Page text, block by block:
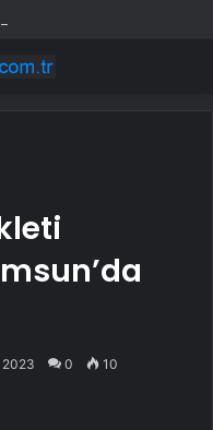
2023 0 10